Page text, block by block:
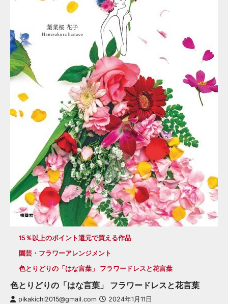
15％以上のポイント還元で買える作品
園芸・フラワーアレンジメント
色とりどりの「はな言葉」 フラワードレスと花言葉
色とりどりの「はな言葉」 フラワードレスと花言葉
pikakichi2015@gmail.com 2024年1月11日